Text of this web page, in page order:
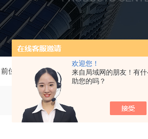
欢迎您！
来自局域网的朋友！有
助您的吗？
位置： 首页 产品中心 浓度在线